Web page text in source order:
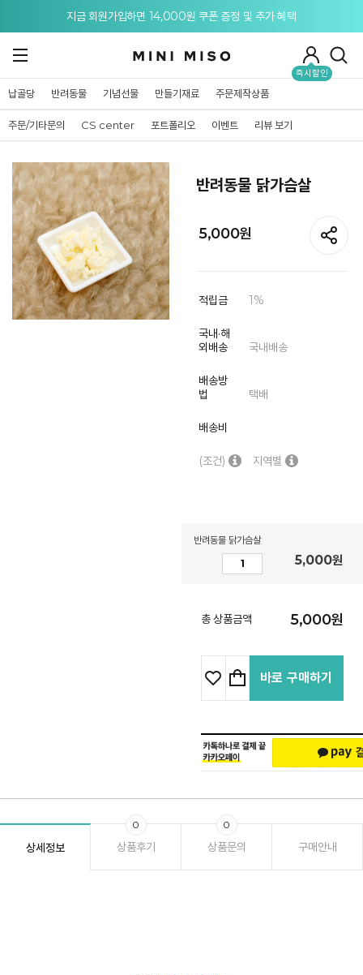
지금 회원가입하면 14,000원 쿠폰 증정 및 추가 혜택
즉시할인
납골당 반려동물 기념선물 만들기재료 주문제작상품
주문/기타문의 CS center 포트폴리오 이벤트 리뷰 보기
반려동물 닭가슴살
5,000원
적립금 1%
국내·해
외배송
국내배송
배송방
법
택배
배송비
(조건) 지역별
반려동물 닭가슴살
5,000원
총 상품금액 5,000원
바로 구매하기
상세정보 상품후기
0
상품문의
0
구매안내